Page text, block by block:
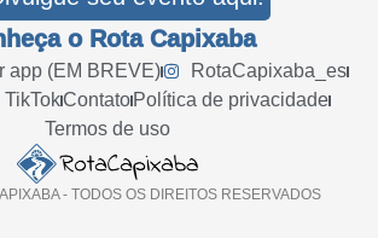
o Rota Capixaba
app (EM BREVE)
RotaCapixaba_es
TikTokContato Política de privacidade
Termos de uso
- TODOS OS DIREITOS RESERVADOS